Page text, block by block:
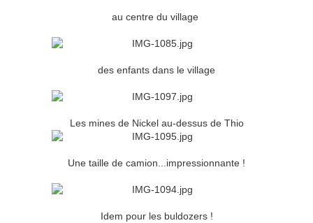
au centre du village
des enfants dans le village
Les mines de Nickel au-dessus de Thio
Une taille de camion...impressionnante !
Idem pour les buldozers !